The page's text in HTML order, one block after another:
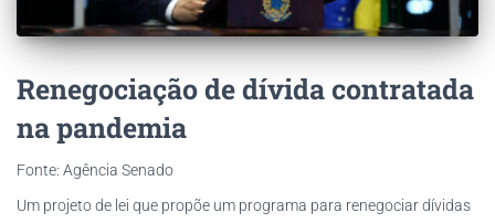
Renegociação de dívida contratada
na pandemia
Fonte: Agência Senado
Um projeto de lei que propõe um programa para renegociar dívidas